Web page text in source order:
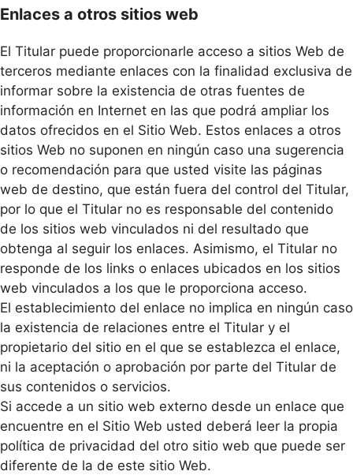
Enlaces a otros sitios web
El Titular puede proporcionarle acceso a sitios Web de
terceros mediante enlaces con la finalidad exclusiva de
informar sobre la existencia de otras fuentes de
información en Internet en las que podrá ampliar los
datos ofrecidos en el Sitio Web. Estos enlaces a otros
sitios Web no suponen en ningún caso una sugerencia
o recomendación para que usted visite las páginas
web de destino, que están fuera del control del Titular,
por lo que el Titular no es responsable del contenido
de los sitios web vinculados ni del resultado que
obtenga al seguir los enlaces. Asimismo, el Titular no
responde de los links o enlaces ubicados en los sitios
web vinculados a los que le proporciona acceso.
El establecimiento del enlace no implica en ningún caso
la existencia de relaciones entre el Titular y el
propietario del sitio en el que se establezca el enlace,
ni la aceptación o aprobación por parte del Titular de
sus contenidos o servicios.
Si accede a un sitio web externo desde un enlace que
encuentre en el Sitio Web usted deberá leer la propia
política de privacidad del otro sitio web que puede ser
diferente de la de este sitio Web.